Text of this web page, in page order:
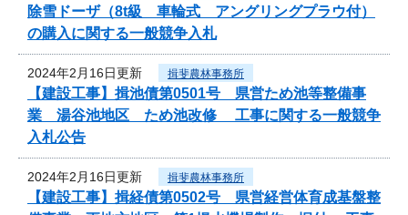
除雪ドーザ（8t級 車輪式 アングリングプラウ付）
の購入に関する一般競争入札
2024年2月16日更新 揖斐農林事務所
【建設工事】揖池債第0501号 県営ため池等整備事
業 湯谷池地区 ため池改修 工事に関する一般競争
入札公告
2024年2月16日更新 揖斐農林事務所
【建設工事】揖経債第0502号 県営経営体育成基盤整